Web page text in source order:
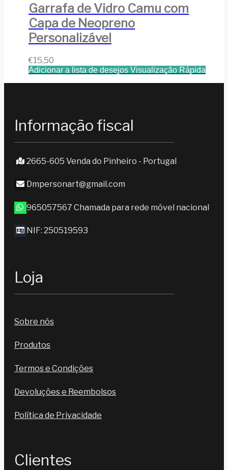
Garrafa de Vidro Camu com
Capa de Neopreno
Personalizável
€15,50
Adicionar a lista de desejos Visualização Rápida
Informação fiscal
2665-605 Venda do Pinheiro - Portugal
Dmpersonart@gmail.com
965057567 Chamada para rede móvel nacional
NIF: 250519593
Loja
Sobre nós
Produtos
Termos e Condições
Devoluções e Reembolsos
Política de Privacidade
Clientes